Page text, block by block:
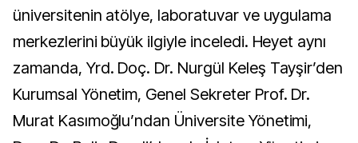
üniversitenin atölye, laboratuvar ve uygulama
merkezlerini büyük ilgiyle inceledi. Heyet aynı
zamanda, Yrd. Doç. Dr. Nurgül Keleş Tayşir’den
Kurumsal Yönetim, Genel Sekreter Prof. Dr.
Murat Kasımoğlu’ndan Üniversite Yönetimi,